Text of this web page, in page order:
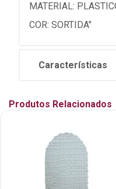
MATERIAL:
COR: SORTIDA"
Características
Produtos Relacionados